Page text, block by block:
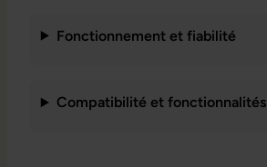
Fonctionnement et fiabilité
Compatibilité et fonctionnalités